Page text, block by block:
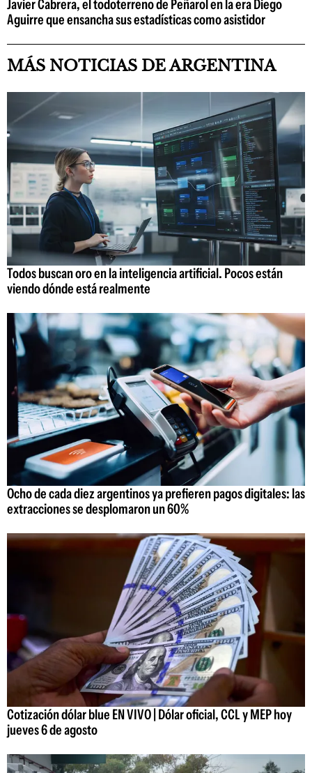
Javier Cabrera, el todoterreno de Peñarol en la era Diego
Aguirre que ensancha sus estadísticas como asistidor
MÁS NOTICIAS DE ARGENTINA
Todos buscan oro en la inteligencia artificial. Pocos están
viendo dónde está realmente
Ocho de cada diez argentinos ya prefieren pagos digitales: las
extracciones se desplomaron un 60%
Cotización dólar blue EN VIVO | Dólar oficial, CCL y MEP hoy
jueves 6 de agosto